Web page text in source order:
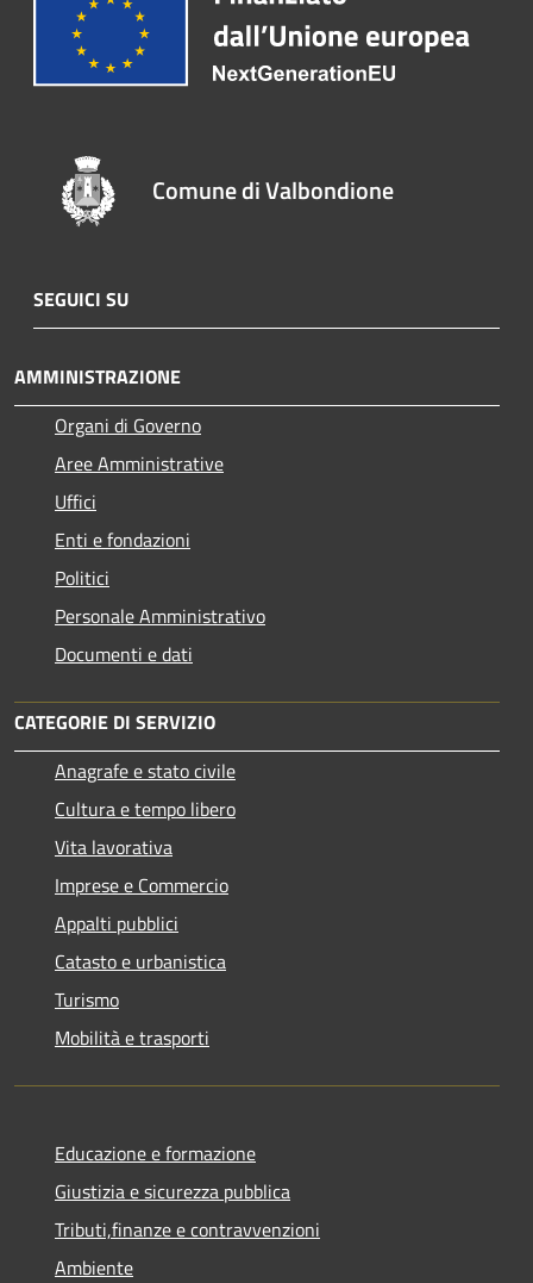
Comune di Valbondione
SEGUICI SU
AMMINISTRAZIONE
Organi di Governo
Aree Amministrative
Uffici
Enti e fondazioni
Politici
Personale Amministrativo
Documenti e dati
CATEGORIE DI SERVIZIO
Anagrafe e stato civile
Cultura e tempo libero
Vita lavorativa
Imprese e Commercio
Appalti pubblici
Catasto e urbanistica
Turismo
Mobilità e trasporti
Educazione e formazione
Giustizia e sicurezza pubblica
Tributi,finanze e contravvenzioni
Ambiente